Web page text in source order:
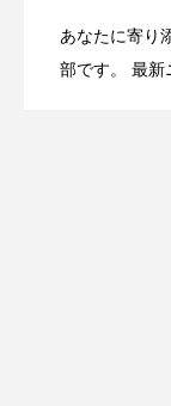
あなたに寄り
部です。 最新
2026.04.23